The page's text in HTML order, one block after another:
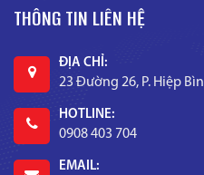
THÔNG TIN LIÊN HỆ
ĐỊA CHỈ:
23 Đường 26, P. Hiệp
HOTLINE:
0908 403 704
EMAIL: